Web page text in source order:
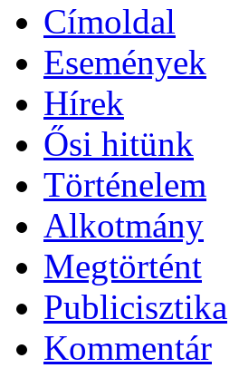
Címoldal
Események
Hírek
Ősi hitünk
Történelem
Alkotmány
Megtörtént
Publicisztika
Kommentár